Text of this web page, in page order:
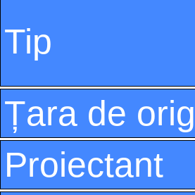
Tip
Țara de
Proiectant